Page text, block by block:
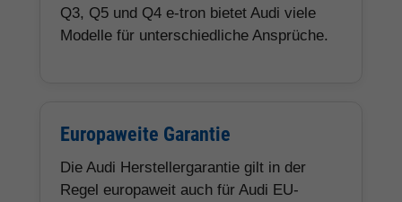
Q3, Q5 und Q4 e-tron bietet Audi viele
Modelle für unterschiedliche Ansprüche.
Europaweite Garantie
Die Audi Herstellergarantie gilt in der
Regel europaweit auch für Audi EU-